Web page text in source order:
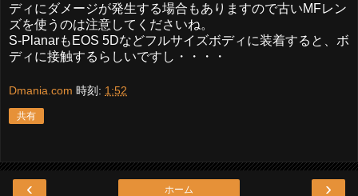
ディにダメージが発生する場合もありますので古いMFレン
ズを使うのは注意してくださいね。
S-PlanarもEOS 5Dなどフルサイズボディに装着すると、ボ
ディに接触するらしいですし・・・・
Dmania.com 時刻: 1:52
共有
‹ ›
ホーム